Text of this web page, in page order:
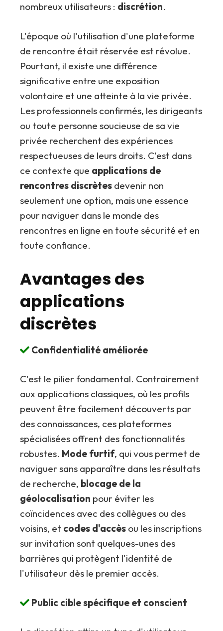
nombreux utilisateurs : discrétion.
L'époque où l'utilisation d'une plateforme
de rencontre était réservée est révolue.
Pourtant, il existe une différence
significative entre une exposition
volontaire et une atteinte à la vie privée.
Les professionnels confirmés, les dirigeants
ou toute personne soucieuse de sa vie
privée recherchent des expériences
respectueuses de leurs droits. C'est dans
ce contexte que applications de
rencontres discrètes devenir non
seulement une option, mais une essence
pour naviguer dans le monde des
rencontres en ligne en toute sécurité et en
toute confiance.
Avantages des
applications
discrètes
Confidentialité améliorée
C'est le pilier fondamental. Contrairement
aux applications classiques, où les profils
peuvent être facilement découverts par
des connaissances, ces plateformes
spécialisées offrent des fonctionnalités
robustes. Mode furtif, qui vous permet de
naviguer sans apparaître dans les résultats
de recherche, blocage de la
géolocalisation pour éviter les
coïncidences avec des collègues ou des
voisins, et codes d'accès ou les inscriptions
sur invitation sont quelques-unes des
barrières qui protègent l'identité de
l'utilisateur dès le premier accès.
Public cible spécifique et conscient